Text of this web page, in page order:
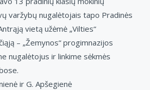
varžybų nugalėtojais tapo Pradinės
vietą užėmė „Vilties“
– „Žemynos“ progimnazijos
nugalėtojus ir linkime sėkmės
ir G. Apšegienė